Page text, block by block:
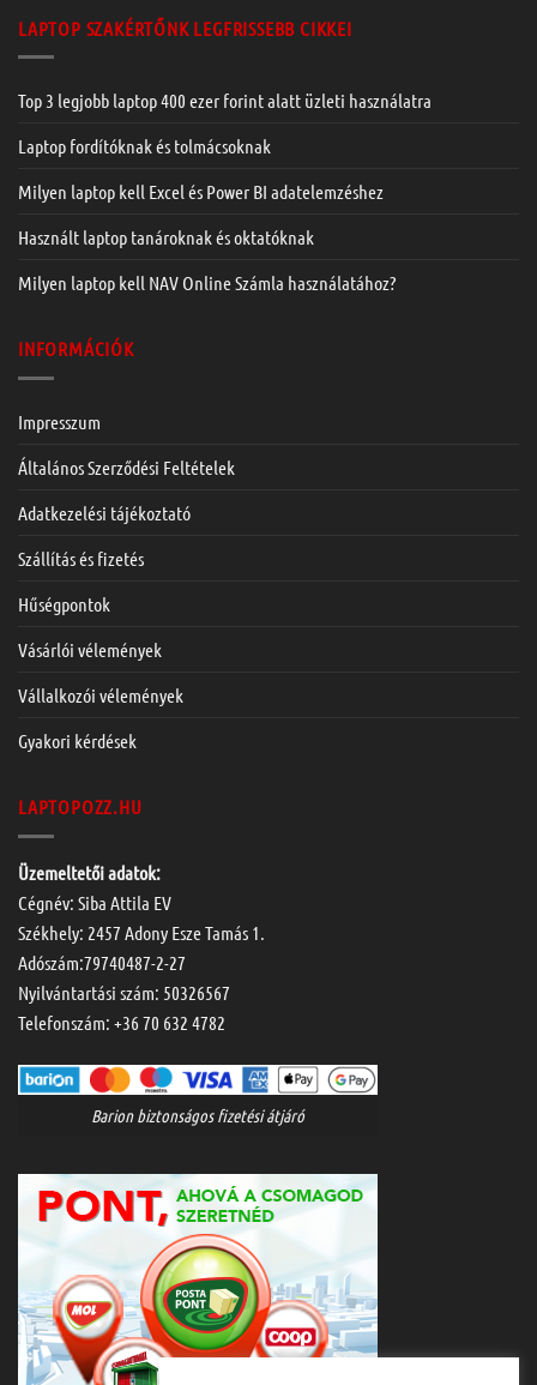
LAPTOP SZAKÉRTŐNK LEGFRISSEBB CIKKEI
Top 3 legjobb laptop 400 ezer forint alatt üzleti használatra
Laptop fordítóknak és tolmácsoknak
Milyen laptop kell Excel és Power BI adatelemzéshez
Használt laptop tanároknak és oktatóknak
Milyen laptop kell NAV Online Számla használatához?
INFORMÁCIÓK
Impresszum
Általános Szerződési Feltételek
Adatkezelési tájékoztató
Szállítás és fizetés
Hűségpontok
Vásárlói vélemények
Vállalkozói vélemények
Gyakori kérdések
LAPTOPOZZ.HU
Üzemeltetői adatok:
Cégnév: Siba Attila EV
Székhely: 2457 Adony Esze Tamás 1.
Adószám:79740487-2-27
Nyilvántartási szám: 50326567
Telefonszám: +36 70 632 4782
Barion biztonságos fizetési átjáró